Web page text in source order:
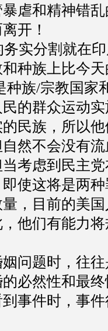
虐和精神错
开！
实分割就在
种族上比今
种族/宗教国家
的群众运动
民族，所以
然不会没有
考虑到民主
使这将是两
，目前的美
他们有能力
问题时，往
必然性和最
事件时，事